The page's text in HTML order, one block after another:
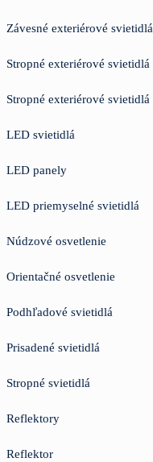
Závesné exteriérové svietidlá
Stropné exteriérové svietidlá
Stropné exteriérové svietidlá
LED svietidlá
LED panely
LED priemyselné svietidlá
Núdzové osvetlenie
Orientačné osvetlenie
Podhľadové svietidlá
Prisadené svietidlá
Stropné svietidlá
Reflektory
Reflektor